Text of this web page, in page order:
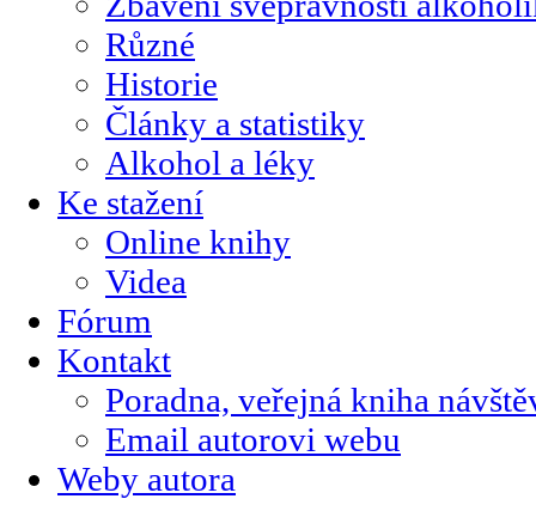
Různé
Historie
Články a statistiky
Alkohol a léky
Ke stažení
Online knihy
Videa
Fórum
Kontakt
Poradna, veřejná kniha
Email autorovi webu
Weby autora